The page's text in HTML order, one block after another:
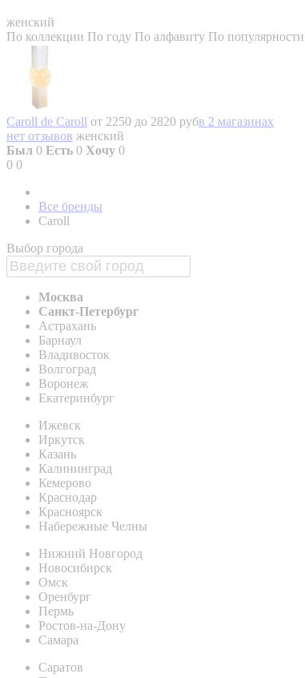
женский
По коллекции По году По алфавиту По популярности
Caroll de Caroll от 2250 до 2820 рубв 2 магазинах
нет отзывов женский
Был 0 Есть 0 Хочу 0
0 0
Все бренды
Caroll
Выбор города
Москва
Санкт-Петербург
Астрахань
Барнаул
Владивосток
Волгоград
Воронеж
Екатеринбург
Ижевск
Иркутск
Казань
Калининград
Кемерово
Краснодар
Красноярск
Набережные Челны
Нижний Новгород
Новосибирск
Омск
Оренбург
Пермь
Ростов-на-Дону
Самара
Саратов